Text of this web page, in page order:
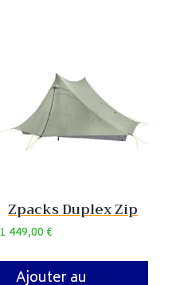
Zpacks Duplex Zip
1 449,00€
Ajouter au